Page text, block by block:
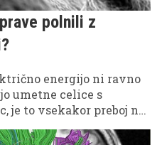
polnili z
energijo ni ravno
umetne celice s
je to vsekakor preboj na